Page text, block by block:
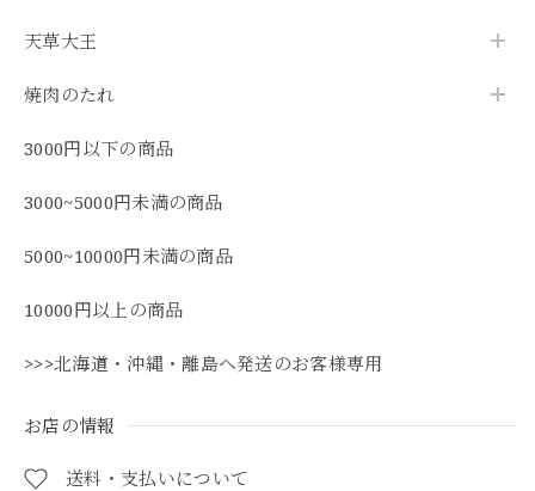
天草大王
焼肉のたれ
3000円以下の商品
3000~5000円未満の商品
5000~10000円未満の商品
10000円以上の商品
>>>北海道・沖縄・離島へ発送のお客様専用
お店の情報
送料・支払いについて